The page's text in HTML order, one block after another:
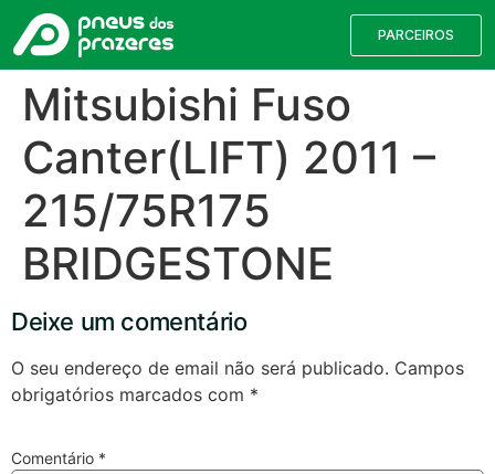
PARCEIROS
Mitsubishi Fuso
Canter(LIFT) 2011 –
215/75R175
BRIDGESTONE
Deixe um comentário
O seu endereço de email não será publicado. Campos
obrigatórios marcados com *
Comentário *
Pesquisa de Pneus